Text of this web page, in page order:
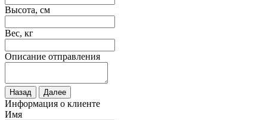
Высота, см
Вес, кг
Описание отправления
Назад Далее
Информация о клиенте
Имя